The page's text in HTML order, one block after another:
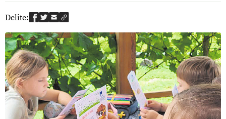
Delite: